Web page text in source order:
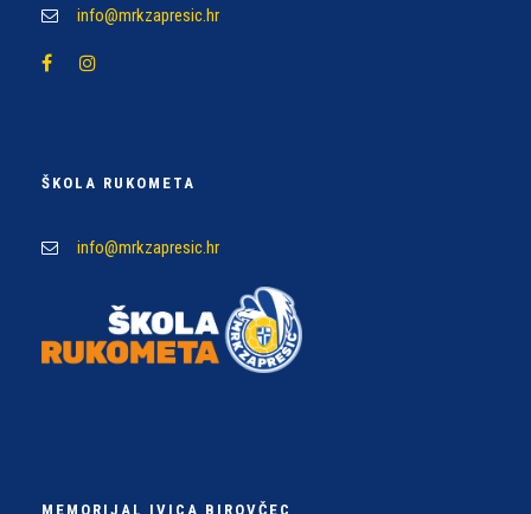
info@mrkzapresic.hr
ŠKOLA RUKOMETA
info@mrkzapresic.hr
MEMORIJAL IVICA BIROVČEC